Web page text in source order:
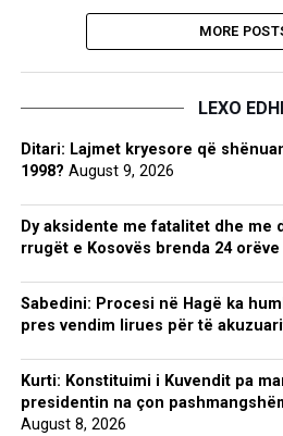
MORE
LEXO
Ditari: Lajmet kryesore që
1998? August 9, 2026
Dy aksidente me fatalitet dhe me
rrugët e Kosovës brenda 24 orëve
Sabedini: Procesi në Hagë ka
pres vendim lirues për të
Kurti: Konstituimi i Kuvendit pa
presidentin na çon
August 8, 2026